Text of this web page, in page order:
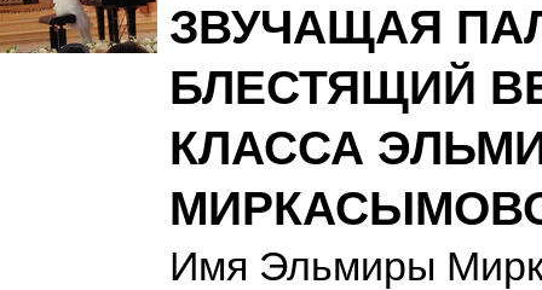
ЗВУЧАЩАЯ
БЛЕСТЯЩИЙ
КЛАССА
Имя Эльмиры